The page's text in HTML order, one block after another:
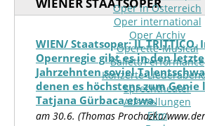
Oper in Österreich
Oper international
Oper Archiv
Operette-Musical
Ballett/Performance
Konzerte-
Sprechtheater
Ausstellungen
Film
WIEN/ Staatsoper: IL TRITTICO.
Opernregie gibt es in den
Jahrzehnten soviel
denen es höchstens zum Genie
Tatjana Gürbaca etwa.
am 30.6. (Thomas Prochazka/